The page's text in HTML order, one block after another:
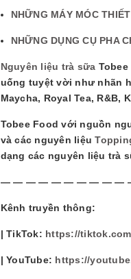
NHỮNG MÁY MÓC
NHỮNG DỤNG CỤ PHA
Nguyên liệu trà sữa
uống tuyệt vời như nhãn
Maycha, Royal Tea, R&B,
Tobee Food với nguồn
và các nguyên liệu
dạng các nguyên liệu trà
— — — — — — — — — —
Kênh truyền thông:
| TikTok: https://
| YouTube: https://